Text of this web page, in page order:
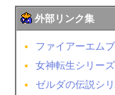
外部リンク集
ファイアーエム
女神転生シリー
ゼルダの伝説シ